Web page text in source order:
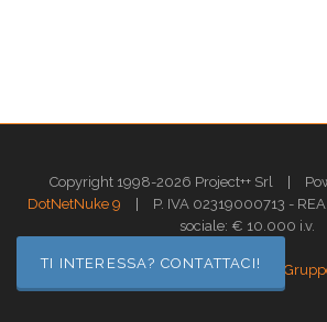
TI INTERESSA? CONTATTACI!
Copyright 1998-2026 Project++ Srl |
DotNetNuke 9
|
P. IVA 02319000713 -
sociale: € 10.000 i.v.
Privacy | Termini di utilizzo